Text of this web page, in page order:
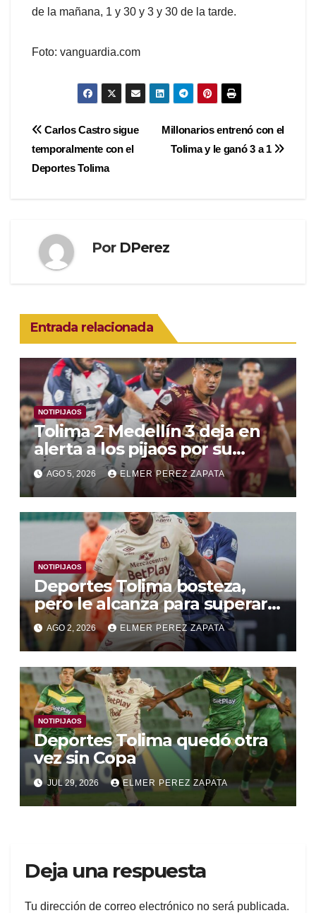
de la mañana, 1 y 30 y 3 y 30 de la tarde.
Foto: vanguardia.com
Navegación
de
Millonarios entrenó con el
Tolima y le ganó 3 a 1
Carlos Castro sigue
temporalmente con el
Deportes Tolima
Por DPerez
Entrada relacionada
NOTIPIJAOS
Tolima 2 Medellín 3 deja en
alerta a los pijaos por su
fútbol irregular
AGO 5, 2026 ELMER PEREZ ZAPATA
NOTIPIJAOS
Deportes Tolima bosteza,
pero le alcanza para superar a
Alianza Valledupar 2 A 1
AGO 2, 2026 ELMER PEREZ ZAPATA
NOTIPIJAOS
Deportes Tolima quedó otra
vez sin Copa
JUL 29, 2026 ELMER PEREZ ZAPATA
Deja una respuesta
Tu dirección de correo electrónico no será publicada.